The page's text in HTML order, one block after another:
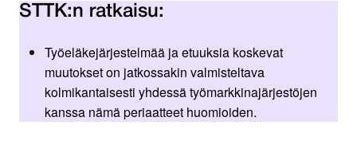
STTK:n ratkaisu:
Työeläkejärjestelmää ja etuuksia koskevat
muutokset on jatkossakin valmisteltava
kolmikantaisesti yhdessä työmarkkinajärjestöjen
kanssa nämä periaatteet huomioiden.